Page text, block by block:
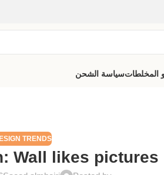
المخلطاتسياسة الشحن
TRENDS
Wall likes pictures